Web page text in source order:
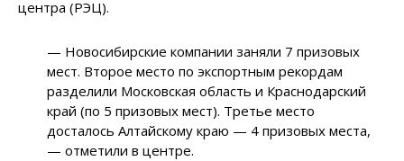
центра (РЭЦ).
— Новосибирские компании заняли 7 призовых
мест. Второе место по экспортным рекордам
разделили Московская область и Краснодарский
край (по 5 призовых мест). Третье место
досталось Алтайскому краю — 4 призовых места,
— отметили в центре.